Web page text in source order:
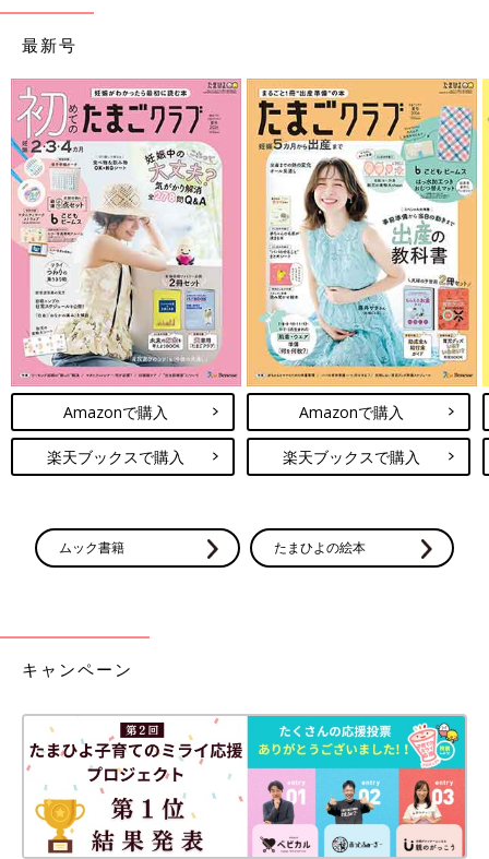
最新号
Amazonで購入
楽天ブックスで購入
Amazonで購入
楽天ブックスで購入
ムック書籍 たまひよの絵本
キャンペーン